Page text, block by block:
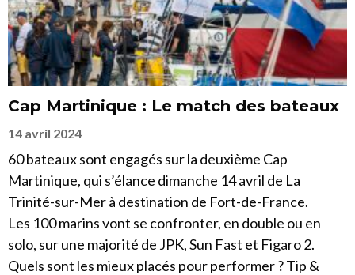
Cap Martinique : Le match des bateaux
14 avril 2024
60 bateaux sont engagés sur la deuxième Cap
Martinique, qui s’élance dimanche 14 avril de La
Trinité-sur-Mer à destination de Fort-de-France.
Les 100 marins vont se confronter, en double ou en
solo, sur une majorité de JPK, Sun Fast et Figaro 2.
Quels sont les mieux placés pour performer ? Tip &